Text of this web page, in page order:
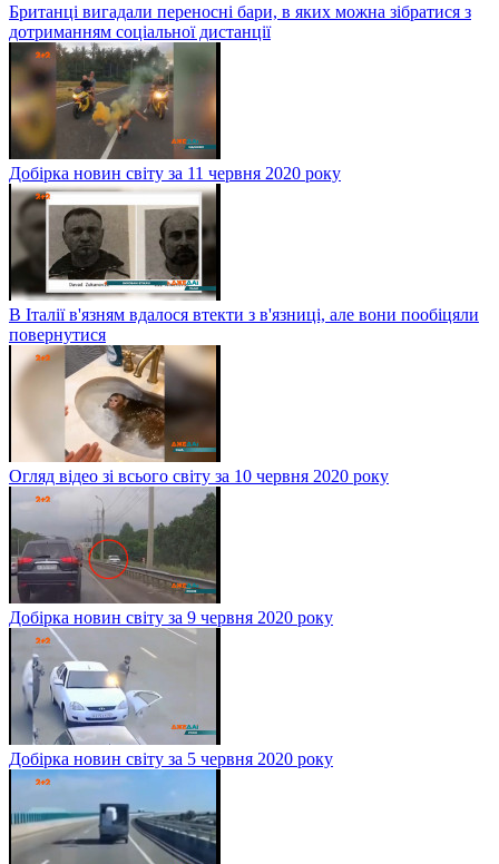
Британці вигадали переносні бари, в яких можна зібратися з
дотриманням соціальної дистанції
Добірка новин світу за 11 червня 2020 року
В Італії в'язням вдалося втекти з в'язниці, але вони пообіцяли
повернутися
Огляд відео зі всього світу за 10 червня 2020 року
Добірка новин світу за 9 червня 2020 року
Добірка новин світу за 5 червня 2020 року